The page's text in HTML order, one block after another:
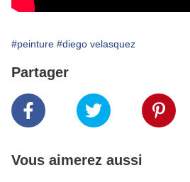
#peinture #diego velasquez
Partager
Vous aimerez aussi